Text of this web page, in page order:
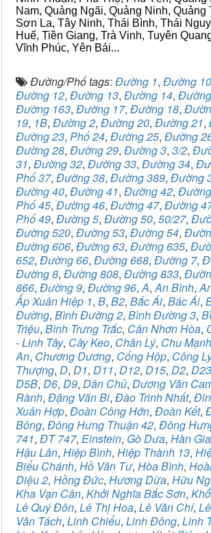
Nam, Quảng Ngãi, Quảng Ninh, Quảng
Sơn La, Tây Ninh, Thái Bình, Thái
Huế, Tiền Giang, Trà Vinh, Tuyên
Vĩnh Phúc, Yên Bái...
Đường/Phố tags:Đường 1, Đường 10
Đường 12, Đường 13, Đường 14,
Đường 163, Đường 17, Đường 18,
19, 1B, Đường 2, Đường 20, Đường 21,
Đường 23, Phố 24, Đường 25, Đường
Đường 28, Đường 29, Đường 3, 3/2,
31, Đường 32, Đường 33, Đường 34,
Phố 37, Đường 38, Đường 389, Đường
Đường 40, Đường 41, Đường 42,
Phố 45, Đường 46, Đường 47, Đường
Phố 49, Đường 5, Đường 50, 50/27,
Đường 520, Đường 53, Đường 54,
Đường 606, Đường 63, Đường 635,
652, Đường 66, Đường 668, Đường 7,
Đường 8, Đường 808, Đường 833,
866, Đường 9, Đường 96,A,An Bình,
Ấp Xuân Hiệp 1, B, B2, Bắc Ái, Bác Ái,
Đường, Bình Đường 2, Bình Đường 3,
Triệu, Bình Trưng Trắc, Cân Nhơn Hòa,
- Linh Tây, Cây Keo, Chân Lý, Chu
An, Chương Dương, Cống Hộp, Công
Thượng, D, D1, D11, D12, D15, D2, D23
D5B, D6, D9, Dân Chủ, Dương Văn
Rành, Đặng Văn Bi, Đào Trinh Nhất,
Xuân Hợp, Đoàn Công Hớn, Đoàn Kết,
Bông, Đông Hưng Thuận 42, Đông
741, ĐT 747, Einstein, Gò Dưa, Hàn
Hậu Lân, Hiệp Bình, Hiệp Thành 13,
Biểu Chánh, Hồ Văn Tư, Hòa Bình,
Diệu 2, Hồng Đức, Hương Dừa, Hữu
Kha Vạn Cân, Khởi Nghĩa Bắc Sơn,
Lê Quý Đôn, Lê Thị Hoa, Lê Văn Chí,
Văn Tách, Linh Chiểu, Linh Đông, Linh